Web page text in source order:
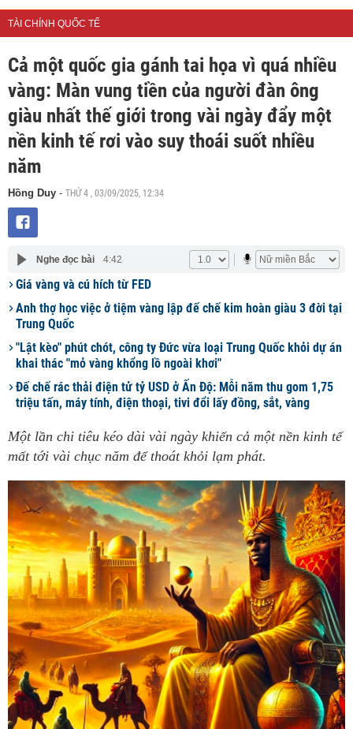
TÀI CHÍNH QUỐC TẾ
Cả một quốc gia gánh tai họa vì quá nhiều
vàng: Màn vung tiền của người đàn ông
giàu nhất thế giới trong vài ngày đẩy một
nền kinh tế rơi vào suy thoái suốt nhiều
năm
Hồng Duy - THỨ 4 , 03/09/2025, 12:34
Nghe đọc bài 4:42
Giá vàng và cú hích từ FED
Anh thợ học việc ở tiệm vàng lập đế chế kim hoàn giàu 3 đời tại
Trung Quốc
"Lật kèo" phút chót, công ty Đức vừa loại Trung Quốc khỏi dự án
khai thác "mỏ vàng khổng lồ ngoài khơi"
Đế chế rác thải điện tử tỷ USD ở Ấn Độ: Mỗi năm thu gom 1,75
triệu tấn, máy tính, điện thoại, tivi đổi lấy đồng, sắt, vàng
Một lần chi tiêu kéo dài vài ngày khiến cả một nền kinh tế
mất tới vài chục năm để thoát khỏi lạm phát.